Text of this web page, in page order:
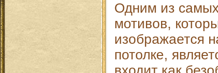
Одним из
мотивов,
изображается
потолке,